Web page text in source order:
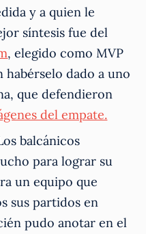
y a quien le
síntesis fue del
, elegido como MVP
habérselo dado a uno
que defendieron
del empate.
balcánicos
para lograr su
un equipo que
sus partidos en
pudo anotar en el